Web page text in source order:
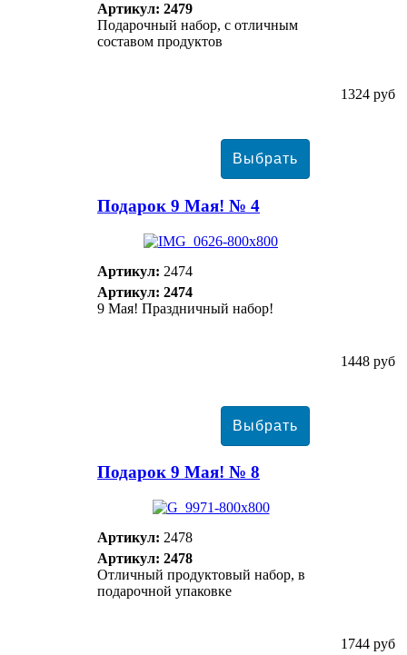
Артикул: 2479
Подарочный набор, с отличным
составом продуктов
1324 руб
Подарок 9 Мая! № 4
Артикул: 2474
Артикул: 2474
9 Мая! Праздничный набор!
1448 руб
Подарок 9 Мая! № 8
Артикул: 2478
Артикул: 2478
Отличный продуктовый набор, в
подарочной упаковке
1744 руб